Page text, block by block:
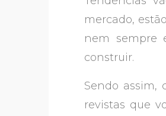
mercado,
nem sempre
construir.
Sendo assim,
revistas que